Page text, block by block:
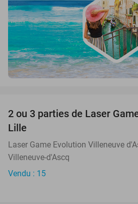
2 ou 3 parties de Laser
Lille
Laser Game Evolution Villeneuve
Villeneuve-d'Ascq
Vendu : 15